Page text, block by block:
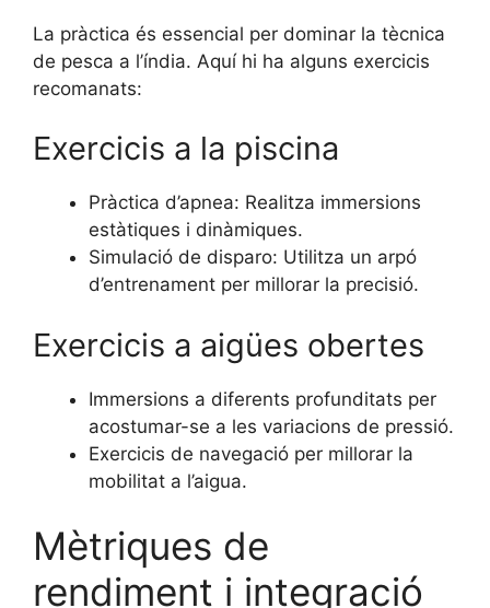
La pràctica és essencial per dominar la tècnica
de pesca a l’índia. Aquí hi ha alguns exercicis
recomanats:
Exercicis a la piscina
Pràctica d’apnea: Realitza immersions
estàtiques i dinàmiques.
Simulació de disparo: Utilitza un arpó
d’entrenament per millorar la precisió.
Exercicis a aigües obertes
Immersions a diferents profunditats per
acostumar-se a les variacions de pressió.
Exercicis de navegació per millorar la
mobilitat a l’aigua.
Mètriques de
rendiment i integració